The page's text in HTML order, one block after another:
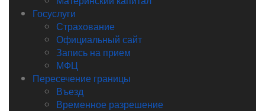
Госуслуги
Страхование
Официальный сайт
Запись на прием
МФЦ
Пересечение границы
Въезд
Временное разрешение